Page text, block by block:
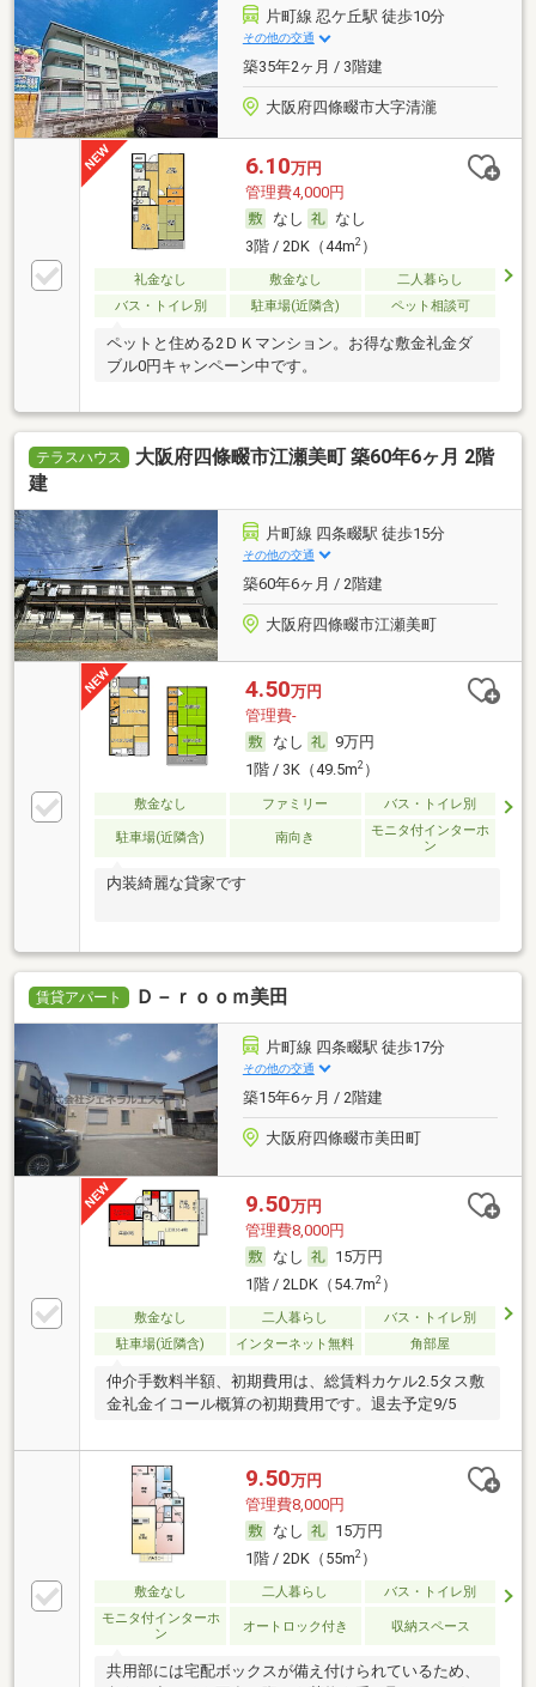
片町線 忍ケ丘駅 徒歩10分
その他の交通
築35年2ヶ月 / 3階建
大阪府四條畷市大字清瀧
6.10万円
管理費4,000円
なし
なし
3階 / 2DK（44m2）
礼金なし 敷金なし
二人暮らし
バス・トイレ別
駐車場(近隣含) ペット相談可
ペットと住める2ＤＫマンション。お得な敷金礼金ダ
ブル0円キャンペーン中です。
テラスハウス
大阪府四條畷市江瀬美町 築60年6ヶ月 2階
建
片町線 四条畷駅 徒歩15分
その他の交通
築60年6ヶ月 / 2階建
大阪府四條畷市江瀬美町
4.50万円
管理費-
なし
9万円
1階 / 3K（49.5m2）
敷金なし ファミリー バス・トイレ別
駐車場(近隣含) 南向き
モニタ付インターホ
ン
内装綺麗な貸家です
賃貸アパート Ｄ－ｒｏｏｍ美田
片町線 四条畷駅 徒歩17分
その他の交通
築15年6ヶ月 / 2階建
大阪府四條畷市美田町
9.50万円
管理費8,000円
なし
15万円
1階 / 2LDK（54.7m2）
敷金なし 二人暮らし
バス・トイレ別
駐車場(近隣含)
インターネット無料 角部屋
仲介手数料半額、初期費用は、総賃料カケル2.5タス敷
金礼金イコール概算の初期費用です。退去予定9/5
9.50万円
管理費8,000円
なし
15万円
1階 / 2DK（55m2）
敷金なし 二人暮らし
バス・トイレ別
モニタ付インターホ
ン
オートロック付き 収納スペース
共用部には宅配ボックスが備え付けられているため、